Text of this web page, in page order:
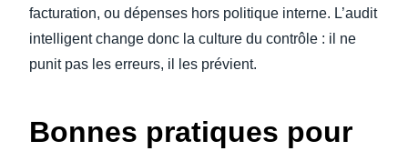
facturation, ou dépenses hors politique interne. L’audit
intelligent change donc la culture du contrôle : il ne
punit pas les erreurs, il les prévient.
Bonnes pratiques pour